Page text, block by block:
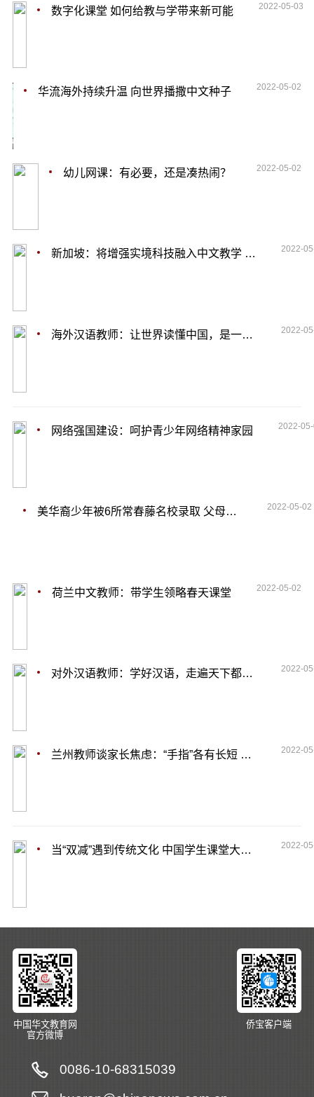
数字化课堂 如何给教与学带来新可能 2022-05-03
华流海外持续升温 向世界播撒中文种子 2022-05-02
幼儿网课：有必要，还是凑热闹？ 2022-05-02
新加坡：将增强实境科技融入中文教学 可激发学生学习兴趣 2022-
海外汉语教师：让世界读懂中国，是一种情怀 2022-
网络强国建设：呵护青少年网络精神家园 2022-
美华裔少年被6所常春藤名校录取 父母：陪伴很重要 2022-05-02
荷兰中文教师：带学生领略春天课堂 2022-05-02
对外汉语教师：学好汉语，走遍天下都不怕 2022-
兰州教师谈家长焦虑：“手指”各有长短 遵循孩子内心 2022-
当“双减”遇到传统文化 中国学生课堂大变样 2022-
中国华文教育网
官方微博
侨宝客户端
0086-10-68315039